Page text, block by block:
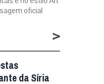
oficial
>
da Síria